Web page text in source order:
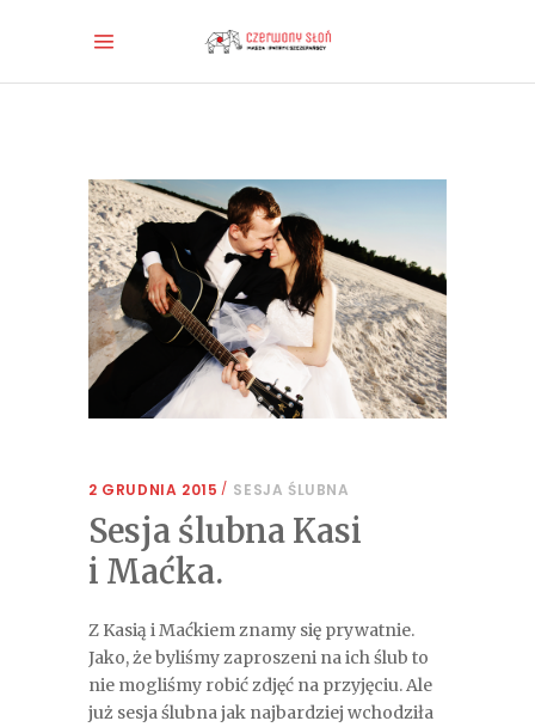
2 GRUDNIA 2015 SESJA ŚLUBNA
Sesja ślubna Kasi
i Maćka.
Z Kasią i Maćkiem znamy się prywatnie.
Jako, że byliśmy zaproszeni na ich ślub to
nie mogliśmy robić zdjęć na przyjęciu. Ale
już sesja ślubna jak najbardziej wchodziła